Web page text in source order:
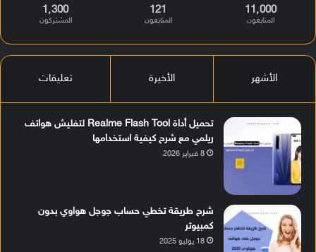
11٬000
المتابعون
121
المتابعون
1٬300
المشتركون
الأشهر الأخيرة تعليقات
تحميل أداة Realme Flash Tool لتفليش هواتف
ريلمي مع شرح كيفية استخدامها
8 فبراير 2026
شرح طريقة تخطي حساب جوجل هواوي بدون
كمبيوتر
18 يوليو 2025